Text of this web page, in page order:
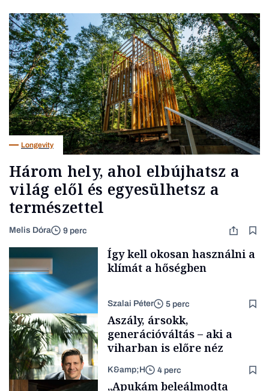
Longevity
Három hely, ahol elbújhatsz a
világ elől és egyesülhetsz a
természettel
Melis Dóra 9 perc
Tech
Így kell okosan használni a
klímát a hőségben
Szalai Péter 5 perc
Aszály, ársokk,
generációváltás – aki a
viharban is előre néz
K&amp;H 4 perc
„Apukám beleálmodta